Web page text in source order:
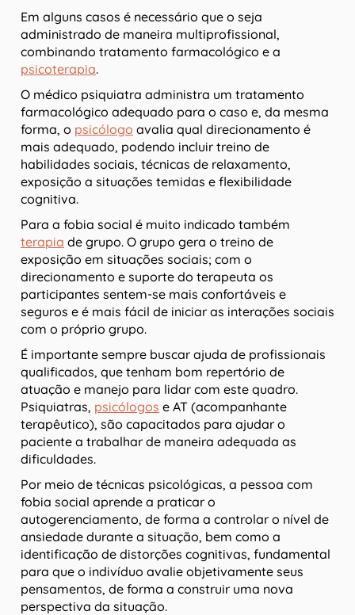
Em alguns casos é necessário que o seja
administrado de maneira multiprofissional,
combinando tratamento farmacológico e a
psicoterapia.
O médico psiquiatra administra um tratamento
farmacológico adequado para o caso e, da mesma
forma, o psicólogo avalia qual direcionamento é
mais adequado, podendo incluir treino de
habilidades sociais, técnicas de relaxamento,
exposição a situações temidas e flexibilidade
cognitiva.
Para a fobia social é muito indicado também
terapia de grupo. O grupo gera o treino de
exposição em situações sociais; com o
direcionamento e suporte do terapeuta os
participantes sentem-se mais confortáveis e
seguros e é mais fácil de iniciar as interações sociais
com o próprio grupo.
É importante sempre buscar ajuda de profissionais
qualificados, que tenham bom repertório de
atuação e manejo para lidar com este quadro.
Psiquiatras, psicólogos e AT (acompanhante
terapêutico), são capacitados para ajudar o
paciente a trabalhar de maneira adequada as
dificuldades.
Por meio de técnicas psicológicas, a pessoa com
fobia social aprende a praticar o
autogerenciamento, de forma a controlar o nível de
ansiedade durante a situação, bem como a
identificação de distorções cognitivas, fundamental
para que o indivíduo avalie objetivamente seus
pensamentos, de forma a construir uma nova
perspectiva da situação.